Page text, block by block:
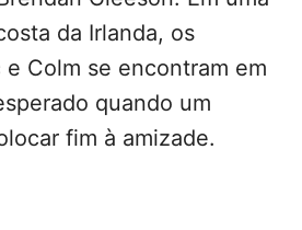
da Irlanda, os
e Colm se encontram em
quando um
fim à amizade.